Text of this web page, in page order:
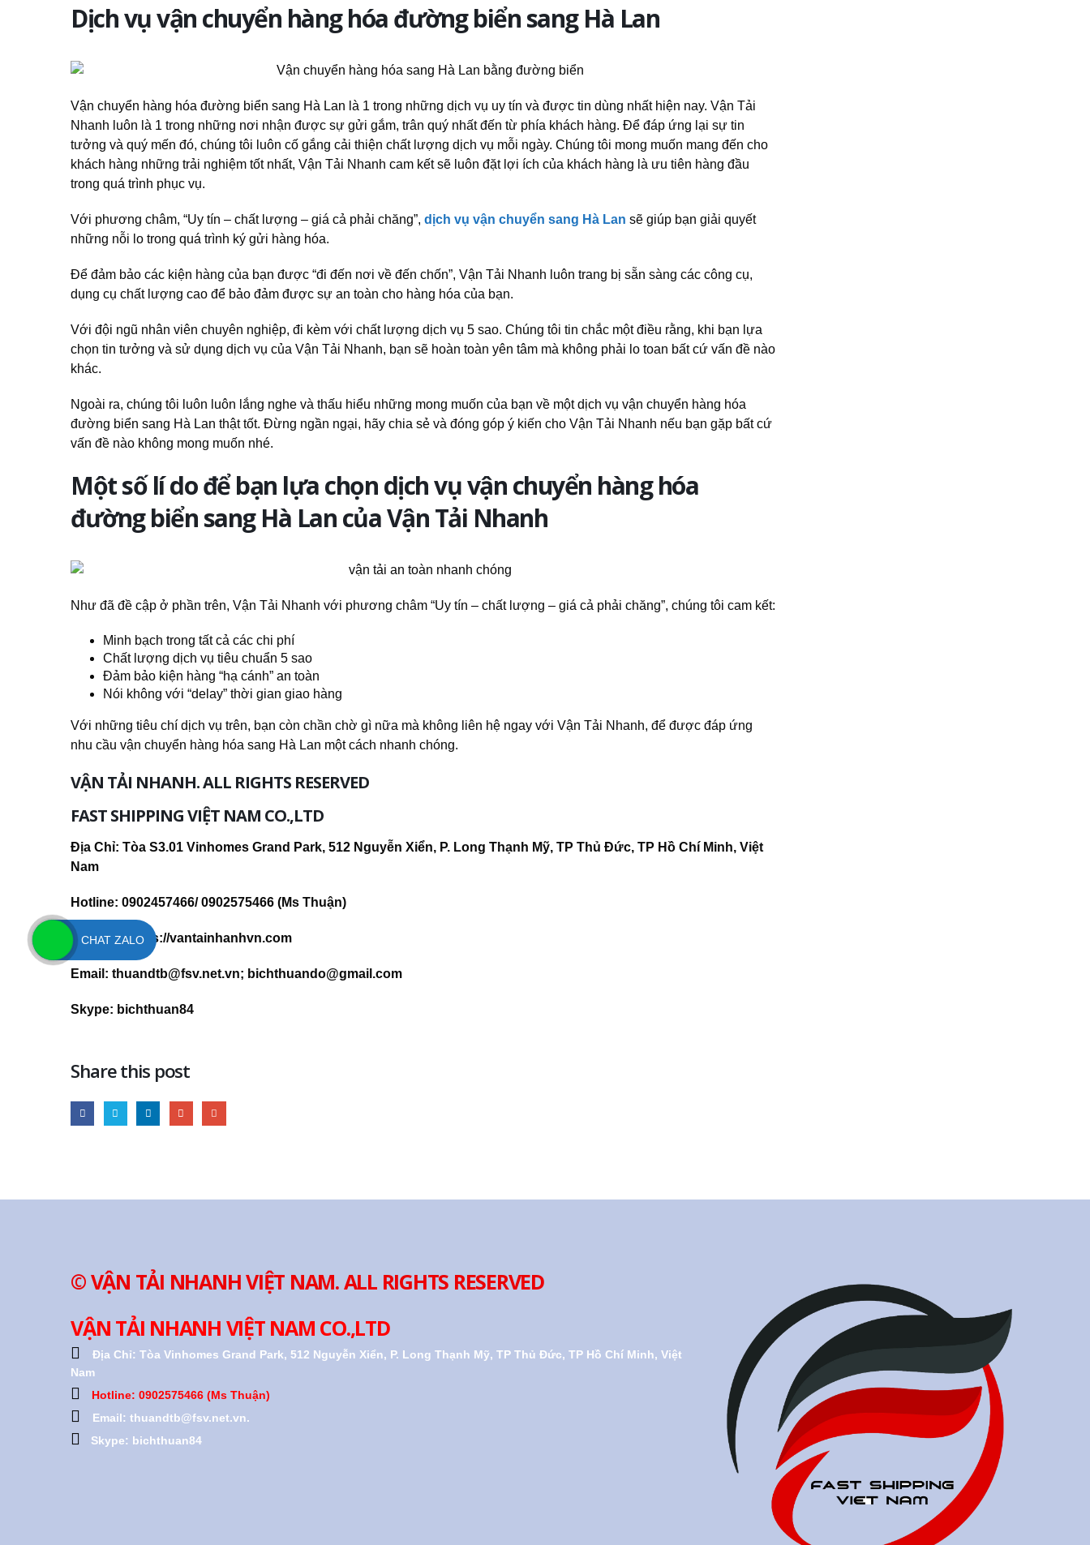
Dịch vụ vận chuyển hàng hóa đường biển sang Hà Lan
Vận chuyển hàng hóa đường biển sang Hà Lan là 1 trong những dịch vụ uy tín và được tin dùng nhất hiện nay. Vận Tải
Nhanh luôn là 1 trong những nơi nhận được sự gửi gắm, trân quý nhất đến từ phía khách hàng. Để đáp ứng lại sự tin
tưởng và quý mến đó, chúng tôi luôn cố gắng cải thiện chất lượng dịch vụ mỗi ngày. Chúng tôi mong muốn mang đến cho
khách hàng những trải nghiệm tốt nhất, Vận Tải Nhanh cam kết sẽ luôn đặt lợi ích của khách hàng là ưu tiên hàng đầu
trong quá trình phục vụ.
Với phương châm, “Uy tín – chất lượng – giá cả phải chăng”, dịch vụ vận chuyển sang Hà Lan sẽ giúp bạn giải quyết
những nỗi lo trong quá trình ký gửi hàng hóa.
Để đảm bảo các kiện hàng của bạn được “đi đến nơi về đến chốn”, Vận Tải Nhanh luôn trang bị sẵn sàng các công cụ,
dụng cụ chất lượng cao để bảo đảm được sự an toàn cho hàng hóa của bạn.
Với đội ngũ nhân viên chuyên nghiệp, đi kèm với chất lượng dịch vụ 5 sao. Chúng tôi tin chắc một điều rằng, khi bạn lựa
chọn tin tưởng và sử dụng dịch vụ của Vận Tải Nhanh, bạn sẽ hoàn toàn yên tâm mà không phải lo toan bất cứ vấn đề nào
khác.
Ngoài ra, chúng tôi luôn luôn lắng nghe và thấu hiểu những mong muốn của bạn về một dịch vụ vận chuyển hàng hóa
đường biển sang Hà Lan thật tốt. Đừng ngần ngại, hãy chia sẻ và đóng góp ý kiến cho Vận Tải Nhanh nếu bạn gặp bất cứ
vấn đề nào không mong muốn nhé.
Một số lí do để bạn lựa chọn dịch vụ vận chuyển hàng hóa
đường biển sang Hà Lan của Vận Tải Nhanh
Như đã đề cập ở phần trên, Vận Tải Nhanh với phương châm “Uy tín – chất lượng – giá cả phải chăng”, chúng tôi cam kết:
Minh bạch trong tất cả các chi phí
Chất lượng dịch vụ tiêu chuẩn 5 sao
Đảm bảo kiện hàng “hạ cánh” an toàn
Nói không với “delay” thời gian giao hàng
Với những tiêu chí dịch vụ trên, bạn còn chần chờ gì nữa mà không liên hệ ngay với Vận Tải Nhanh, để được đáp ứng
nhu cầu vận chuyển hàng hóa sang Hà Lan một cách nhanh chóng.
VẬN TẢI NHANH. ALL RIGHTS RESERVED
FAST SHIPPING VIỆT NAM CO.,LTD
Địa Chỉ: Tòa S3.01 Vinhomes Grand Park, 512 Nguyễn Xiển, P. Long Thạnh Mỹ, TP Thủ Đức, TP Hồ Chí Minh, Việt
Nam
Hotline: 0902457466/ 0902575466 (Ms Thuận)
Website: https://vantainhanhvn.com
Email: thuandtb@fsv.net.vn; bichthuando@gmail.com
Skype: bichthuan84
Share this post
© VẬN TẢI NHANH VIỆT NAM. ALL RIGHTS RESERVED
VẬN TẢI NHANH VIỆT NAM CO.,LTD
Địa Chỉ: Tòa Vinhomes Grand Park, 512 Nguyễn Xiển, P. Long Thạnh Mỹ, TP Thủ Đức, TP Hồ Chí Minh, Việt
Nam
Hotline: 0902575466 (Ms Thuận)
Email: thuandtb@fsv.net.vn.
Skype: bichthuan84
CHAT ZALO